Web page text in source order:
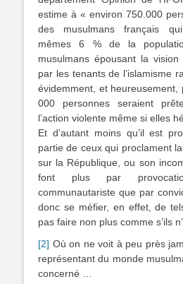
estime à « environ 750.000
des musulmans français
mêmes 6 % de la
musulmans épousant la
par les tenants de l’islamisme
évidemment, et
000 personnes seraient
l’action violente même si elles
Et d’autant moins qu’il est
partie de ceux qui proclament
sur la République, ou son
font plus par
communautariste que par
donc se méfier, en effet, de
pas faire non plus comme s’ils
[2] Où on ne voit à peu près
représentant du monde
concerné …